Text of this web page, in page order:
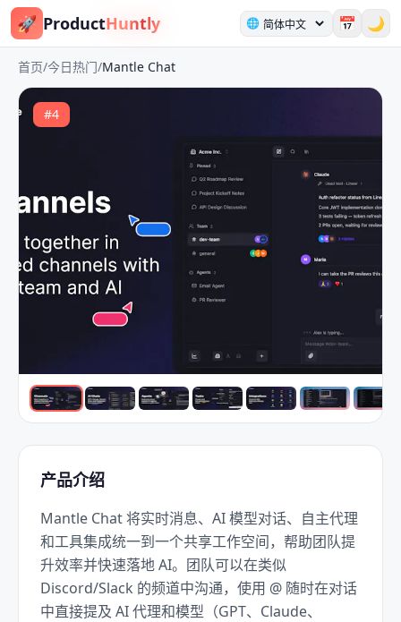
🚀 ProductHuntly 🌐 📅 🌙
首页/今日热门/Mantle Chat
#4
产品介绍
Mantle Chat 将实时消息、AI 模型对话、自主代理
和工具集成统一到一个共享工作空间，帮助团队提
升效率并快速落地 AI。团队可以在类似
Discord/Slack 的频道中沟通，使用 @ 随时在对话
中直接提及 AI 代理和模型（GPT、Claude、